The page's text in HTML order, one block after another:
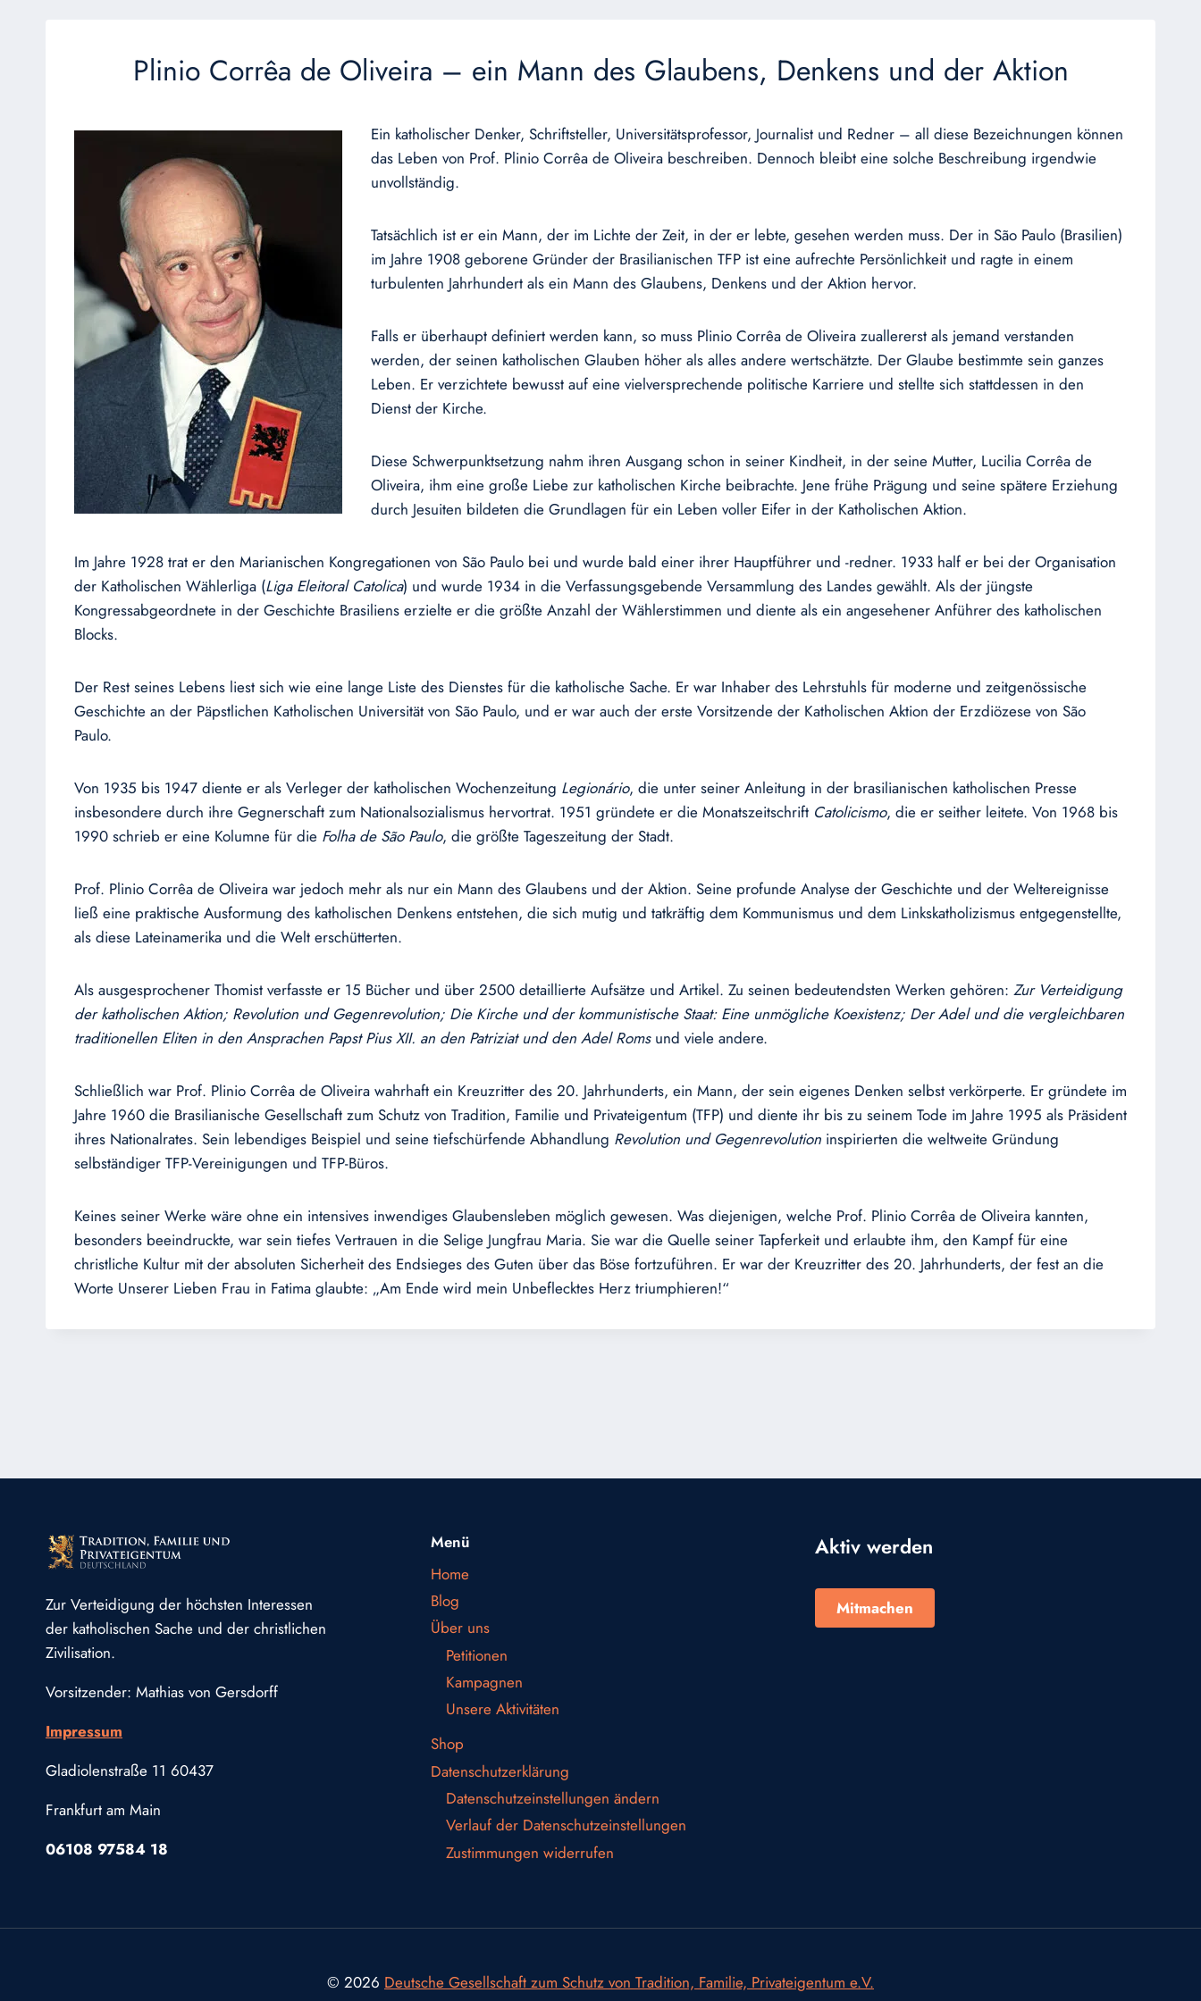
Plinio Corrêa de Oliveira – ein Mann des Glaubens, Denkens und der Aktion
Ein katholischer Denker, Schriftsteller, Universitätsprofessor, Journalist und Redner – all diese Bezeichnungen können
das Leben von Prof. Plinio Corrêa de Oliveira beschreiben. Dennoch bleibt eine solche Beschreibung irgendwie
unvollständig.
Tatsächlich ist er ein Mann, der im Lichte der Zeit, in der er lebte, gesehen werden muss. Der in São Paulo (Brasilien)
im Jahre 1908 geborene Gründer der Brasilianischen TFP ist eine aufrechte Persönlichkeit und ragte in einem
turbulenten Jahrhundert als ein Mann des Glaubens, Denkens und der Aktion hervor.
Falls er überhaupt definiert werden kann, so muss Plinio Corrêa de Oliveira zuallererst als jemand verstanden
werden, der seinen katholischen Glauben höher als alles andere wertschätzte. Der Glaube bestimmte sein ganzes
Leben. Er verzichtete bewusst auf eine vielversprechende politische Karriere und stellte sich stattdessen in den
Dienst der Kirche.
Diese Schwerpunktsetzung nahm ihren Ausgang schon in seiner Kindheit, in der seine Mutter, Lucilia Corrêa de
Oliveira, ihm eine große Liebe zur katholischen Kirche beibrachte. Jene frühe Prägung und seine spätere Erziehung
durch Jesuiten bildeten die Grundlagen für ein Leben voller Eifer in der Katholischen Aktion.
Im Jahre 1928 trat er den Marianischen Kongregationen von São Paulo bei und wurde bald einer ihrer Hauptführer und -redner. 1933 half er bei der Organisation
der Katholischen Wählerliga (Liga Eleitoral Catolica) und wurde 1934 in die Verfassungsgebende Versammlung des Landes gewählt. Als der jüngste
Kongressabgeordnete in der Geschichte Brasiliens erzielte er die größte Anzahl der Wählerstimmen und diente als ein angesehener Anführer des katholischen
Blocks.
Der Rest seines Lebens liest sich wie eine lange Liste des Dienstes für die katholische Sache. Er war Inhaber des Lehrstuhls für moderne und zeitgenössische
Geschichte an der Päpstlichen Katholischen Universität von São Paulo, und er war auch der erste Vorsitzende der Katholischen Aktion der Erzdiözese von São
Paulo.
Von 1935 bis 1947 diente er als Verleger der katholischen Wochenzeitung Legionário, die unter seiner Anleitung in der brasilianischen katholischen Presse
insbesondere durch ihre Gegnerschaft zum Nationalsozialismus hervortrat. 1951 gründete er die Monatszeitschrift Catolicismo, die er seither leitete. Von 1968 bis
1990 schrieb er eine Kolumne für die Folha de São Paulo, die größte Tageszeitung der Stadt.
Prof. Plinio Corrêa de Oliveira war jedoch mehr als nur ein Mann des Glaubens und der Aktion. Seine profunde Analyse der Geschichte und der Weltereignisse
ließ eine praktische Ausformung des katholischen Denkens entstehen, die sich mutig und tatkräftig dem Kommunismus und dem Linkskatholizismus entgegenstellte,
als diese Lateinamerika und die Welt erschütterten.
Als ausgesprochener Thomist verfasste er 15 Bücher und über 2500 detaillierte Aufsätze und Artikel. Zu seinen bedeutendsten Werken gehören: Zur Verteidigung
der katholischen Aktion; Revolution und Gegenrevolution; Die Kirche und der kommunistische Staat: Eine unmögliche Koexistenz; Der Adel und die vergleichbaren
traditionellen Eliten in den Ansprachen Papst Pius XII. an den Patriziat und den Adel Romsund viele andere.
Schließlich war Prof. Plinio Corrêa de Oliveira wahrhaft ein Kreuzritter des 20. Jahrhunderts, ein Mann, der sein eigenes Denken selbst verkörperte. Er gründete im
Jahre 1960 die Brasilianische Gesellschaft zum Schutz von Tradition, Familie und Privateigentum (TFP) und diente ihr bis zu seinem Tode im Jahre 1995 als Präsident
ihres Nationalrates. Sein lebendiges Beispiel und seine tiefschürfende Abhandlung Revolution und Gegenrevolution inspirierten die weltweite Gründung
selbständiger TFP-Vereinigungen und TFP-Büros.
Keines seiner Werke wäre ohne ein intensives inwendiges Glaubensleben möglich gewesen. Was diejenigen, welche Prof. Plinio Corrêa de Oliveira kannten,
besonders beeindruckte, war sein tiefes Vertrauen in die Selige Jungfrau Maria. Sie war die Quelle seiner Tapferkeit und erlaubte ihm, den Kampf für eine
christliche Kultur mit der absoluten Sicherheit des Endsieges des Guten über das Böse fortzuführen. Er war der Kreuzritter des 20. Jahrhunderts, der fest an die
Worte Unserer Lieben Frau in Fatima glaubte: „Am Ende wird mein Unbeflecktes Herz triumphieren!“
Zur Verteidigung der höchsten Interessen
der katholischen Sache und der christlichen
Zivilisation.
Vorsitzender: Mathias von Gersdorff
Impressum
Gladiolenstraße 11 60437
Frankfurt am Main
06108 97584 18
Menü
Home
Blog
Über uns
Petitionen
Kampagnen
Unsere Aktivitäten
Shop
Datenschutzerklärung
Datenschutzeinstellungen ändern
Verlauf der Datenschutzeinstellungen
Zustimmungen widerrufen
Aktiv werden
Mitmachen
© 2026 Deutsche Gesellschaft zum Schutz von Tradition, Familie, Privateigentum e.V.